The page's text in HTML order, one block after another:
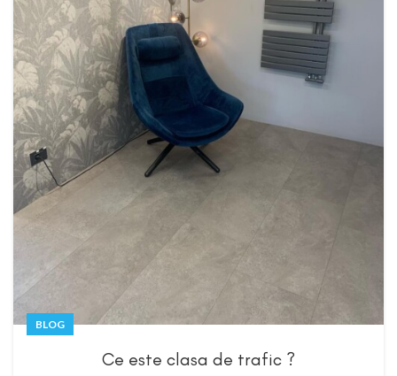
BLOG
Ce este clasa de trafic ?